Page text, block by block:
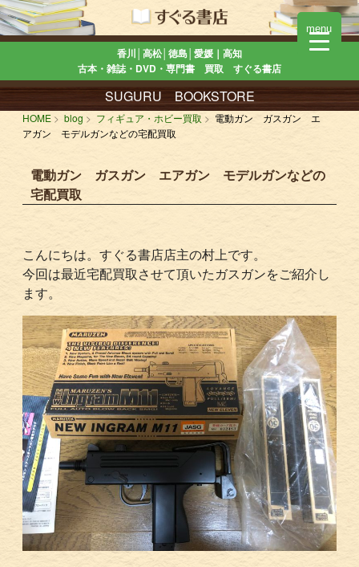
香川│高松│徳島│愛媛｜高知
古本・雑誌・DVD・専門書 買取 すぐる書店
SUGURU BOOKSTORE
HOME blog フィギュア・ホビー買取
電動ガン ガスガン エ
アガン モデルガンなどの宅配買取
電動ガン ガスガン エアガン モデルガンなどの
宅配買取
こんにちは。すぐる書店店主の村上です。
今回は最近宅配買取させて頂いたガスガンをご紹介し
ます。
menu